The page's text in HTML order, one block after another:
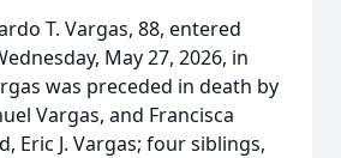
T. Vargas, 88, entered
May 27, 2026, in
was preceded in death by
Vargas, and Francisca
Eric J. Vargas; four siblings,